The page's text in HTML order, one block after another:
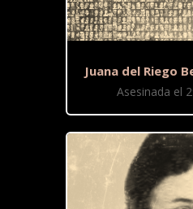
Juana del Riego
Asesinada el